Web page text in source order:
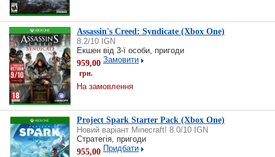
Assassin's Creed: Syndicate (Xbox One)
8.2/10 IGN
Екшен від 3-ї особи, пригоди
959,00
грн.
Замовити
На замовлення
Project Spark Starter Pack (Xbox One)
Новий варіант Minecraft! 8.0/10 IGN
Стратегія, пригоди
955,00 Придбати